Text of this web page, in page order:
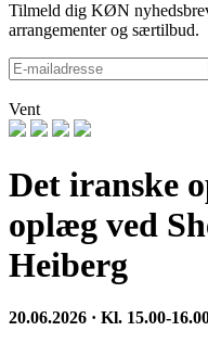
Tilmeld dig KØN
arrangementer og særtilbud.
Vent
Det iranske
oplæg ved
Heiberg
20.06.2026 · Kl. 15.00-